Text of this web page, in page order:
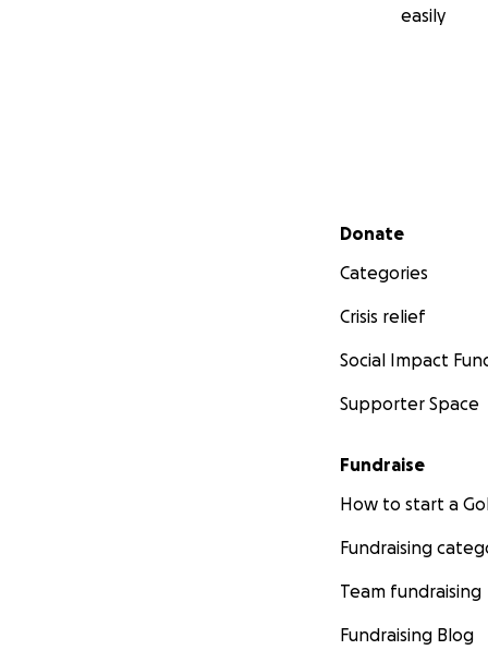
easily
Secondary menu
Donate
Categories
Crisis relief
Social Impact
Supporter Space
Fundraise
How to start a
Fundraising
Team fundraising
Fundraising Blog